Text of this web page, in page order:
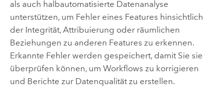
als auch halbautomatisierte Datenanalyse
unterstützen, um Fehler eines Features hinsichtlich
der Integrität, Attribuierung oder räumlichen
Beziehungen zu anderen Features zu erkennen.
Erkannte Fehler werden gespeichert, damit Sie sie
überprüfen können, um Workflows zu korrigieren
und Berichte zur Datenqualität zu erstellen.